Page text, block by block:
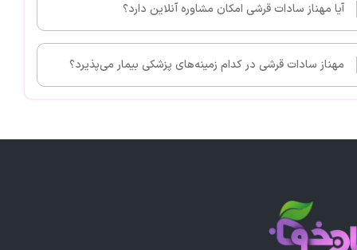
آیا مهناز سادات قرشی امکان مشاوره آنلاین دارد؟
مهناز سادات قرشی در کدام زمینه‌های پزشکی بیمار می‌پذیرد؟